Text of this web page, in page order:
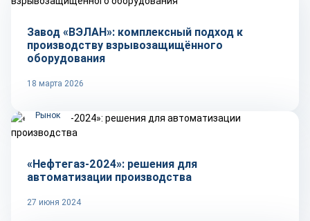
Завод «ВЭЛАН»: комплексный подход к
производству взрывозащищённого
оборудования
18 марта 2026
Рынок
«Нефтегаз-2024»: решения для
автоматизации производства
27 июня 2024